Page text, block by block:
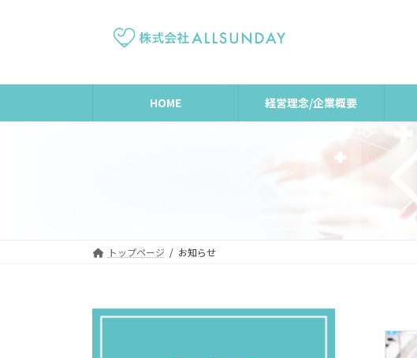
ツ
ス
シ
ン
HOME 経営理念/企業概要
トップページ お知らせ